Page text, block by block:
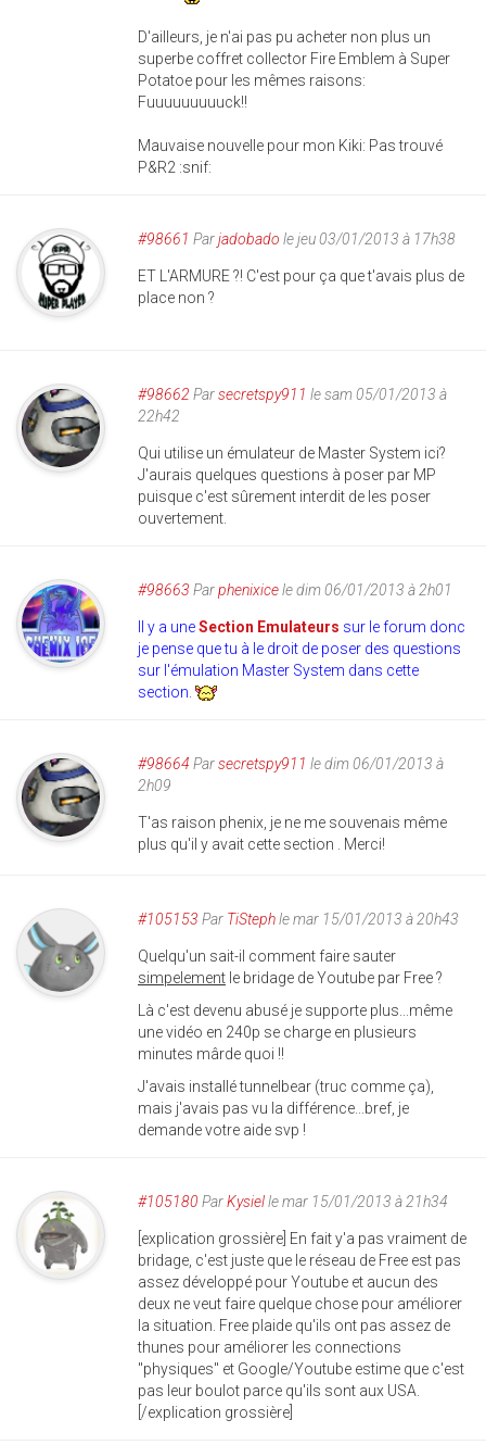
D'ailleurs, je n'ai pas pu acheter non plus un
superbe coffret collector Fire Emblem à Super
Potatoe pour les mêmes raisons:
Fuuuuuuuuuck!!
Mauvaise nouvelle pour mon Kiki: Pas trouvé
P&R2 :snif:
#98661 Parjadobado le jeu 03/01/2013 à 17h38
ET L'ARMURE ?! C'est pour ça que t'avais plus de
place non ?
#98662 Parsecretspy911 le sam 05/01/2013 à
22h42
Qui utilise un émulateur de Master System ici?
J'aurais quelques questions à poser par MP
puisque c'est sûrement interdit de les poser
ouvertement.
#98663 Parphenixicele dim 06/01/2013 à 2h01
Il y a uneSection Emulateurs sur le forum donc
je pense que tu à le droit de poser des questions
sur l'émulation Master System dans cette
section.
#98664 Parsecretspy911 le dim 06/01/2013 à
2h09
T'as raison phenix, je ne me souvenais même
plus qu'il y avait cette section . Merci!
#105153 Par TiStephle mar 15/01/2013 à 20h43
Quelqu'un sait-il comment faire sauter
simpelement le bridage de Youtube par Free ?
Là c'est devenu abusé je supporte plus...même
une vidéo en 240p se charge en plusieurs
minutes mârde quoi !!
J'avais installé tunnelbear (truc comme ça),
mais j'avais pas vu la différence...bref, je
demande votre aide svp !
#105180 ParKysielle mar 15/01/2013 à 21h34
[explication grossière] En fait y'a pas vraiment de
bridage, c'est juste que le réseau de Free est pas
assez développé pour Youtube et aucun des
deux ne veut faire quelque chose pour améliorer
la situation. Free plaide qu'ils ont pas assez de
thunes pour améliorer les connections
"physiques" et Google/Youtube estime que c'est
pas leur boulot parce qu'ils sont aux USA.
[/explication grossière]